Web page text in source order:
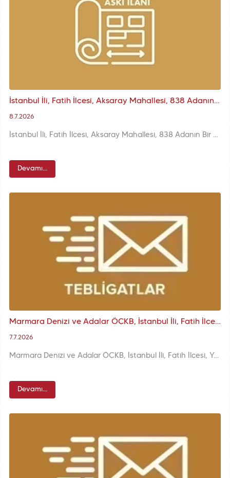
İstanbul İli, Fatih İlçesi, Aksaray Mahallesi, 838 Adanın Bir Kısmına ve Kadastral Boşluğa (Eski 839 Ada) İlişkin KUİP-341100633 Askı İlanı
8.7.2026
İstanbul İli, Fatih İlçesi, Aksaray Mahallesi, 838 Adanın Bir Kısmına ve Kadastral Boşluğa (Eski 839 Ada) İlişkin KUİP-341100633 Plan İşlem Numaralı 1/1000 ölçekli KAUİP Teklifi
Devamı...
Marmara Denizi ve Adalar ÖÇKB, İstanbul İli, Fatih İlçesi, Yenikapı Mendireğinde Yanaşma ve Bağlama İskelesi amaçlı NİP ve UİP Değişikliği ve İlavesi
7.7.2026
Marmara Denizi ve Adalar ÖÇKB, İstanbul İli, Fatih İlçesi, Yenikapı Mendireğinde Yanaşma ve Bağlama İskelesi amaçlı NİP ve UİP Değişikliği ve İlavesi askı işlemleri.
Devamı...